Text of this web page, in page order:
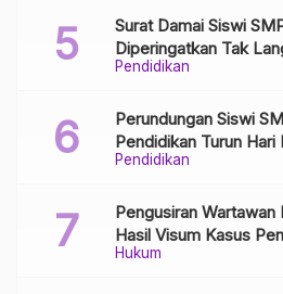
Pendidikan
Surat Damai Siswi
Diperingatkan Tak
Pendidikan
Perundungan Siswi
Pendidikan Turun
Minim Respons
Hukum
Pengusiran
Hasil Visum Kasus